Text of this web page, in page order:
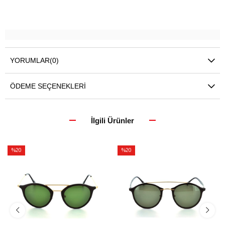
YORUMLAR(0)
ÖDEME SEÇENEKLERI
İlgili Ürünler
%20
%20